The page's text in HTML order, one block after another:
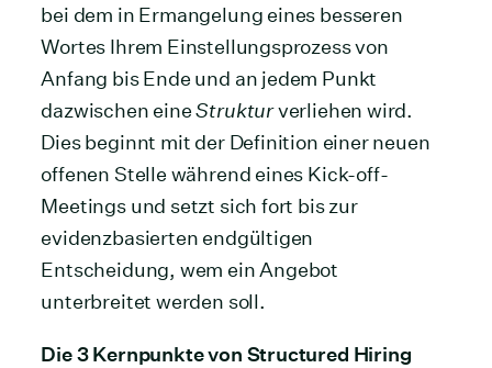
bei dem in Ermangelung eines besseren
Wortes Ihrem Einstellungsprozess von
Anfang bis Ende und an jedem Punkt
dazwischen eineStrukturverliehen wird.
Dies beginnt mit der Definition einer neuen
offenen Stelle während eines Kick-off-
Meetings und setzt sich fort bis zur
evidenzbasierten endgültigen
Entscheidung, wem ein Angebot
unterbreitet werden soll.
Die 3 Kernpunkte von Structured Hiring